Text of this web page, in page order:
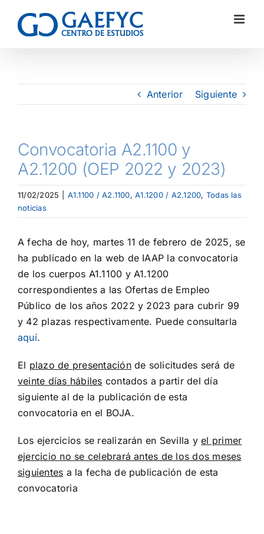
Anterior Siguiente
Convocatoria A2.1100 y
A2.1200 (OEP 2022 y 2023)
11/02/2025 A1.1100 / A2.1100,A1.1200 / A2.1200, Todas las
noticias
A fecha de hoy, martes 11 de febrero de 2025, se
ha publicado en la web de IAAP la convocatoria
de los cuerpos A1.1100 y A1.1200
correspondientes a las Ofertas de Empleo
Público de los años 2022 y 2023 para cubrir 99
y 42 plazas respectivamente. Puede consultarla
aquí.
El plazo de presentaciónde solicitudes será de
veinte días hábiles contados a partir del día
siguiente al de la publicación de esta
convocatoria en el BOJA.
Los ejercicios se realizarán en Sevilla yel primer
ejercicio no se celebrará antes de los dos meses
siguientes a la fecha de publicación de esta
convocatoria